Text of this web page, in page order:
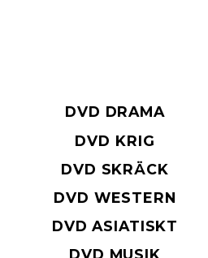
DVD DRAMA
DVD KRIG
DVD SKRÄCK
DVD WESTERN
DVD ASIATISKT
DVD MUSIK